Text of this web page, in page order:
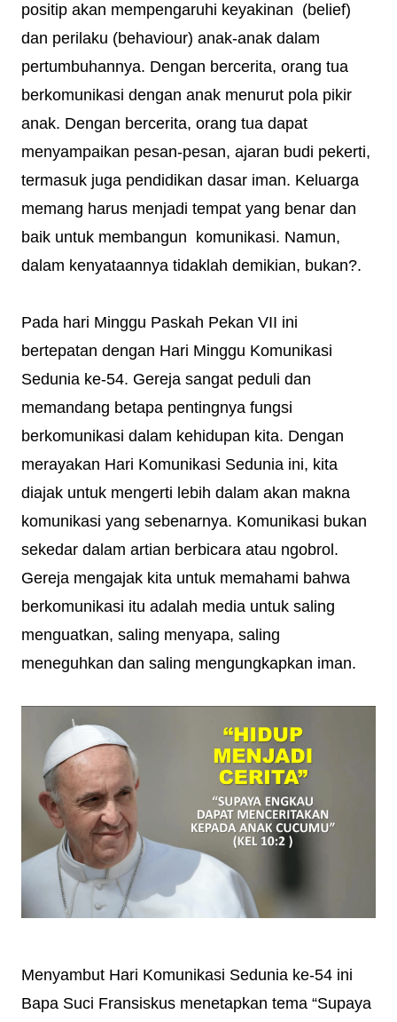
positip akan mempengaruhi keyakinan (belief)
dan perilaku (behaviour) anak-anak dalam
pertumbuhannya. Dengan bercerita, orang tua
berkomunikasi dengan anak menurut pola pikir
anak. Dengan bercerita, orang tua dapat
menyampaikan pesan-pesan, ajaran budi pekerti,
termasuk juga pendidikan dasar iman. Keluarga
memang harus menjadi tempat yang benar dan
baik untuk membangun komunikasi. Namun,
dalam kenyataannya tidaklah demikian, bukan?.
Pada hari Minggu Paskah Pekan VII ini
bertepatan dengan Hari Minggu Komunikasi
Sedunia ke-54. Gereja sangat peduli dan
memandang betapa pentingnya fungsi
berkomunikasi dalam kehidupan kita. Dengan
merayakan Hari Komunikasi Sedunia ini, kita
diajak untuk mengerti lebih dalam akan makna
komunikasi yang sebenarnya. Komunikasi bukan
sekedar dalam artian berbicara atau ngobrol.
Gereja mengajak kita untuk memahami bahwa
berkomunikasi itu adalah media untuk saling
menguatkan, saling menyapa, saling
meneguhkan dan saling mengungkapkan iman.
Menyambut Hari Komunikasi Sedunia ke-54 ini
Bapa Suci Fransiskus menetapkan tema “Supaya